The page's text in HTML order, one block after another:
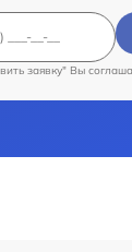
заявку" Вы